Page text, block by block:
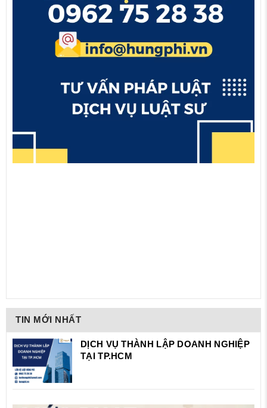
TIN MỚI NHẤT
DỊCH VỤ THÀNH LẬP DOANH NGHIỆP
TẠI TP.HCM